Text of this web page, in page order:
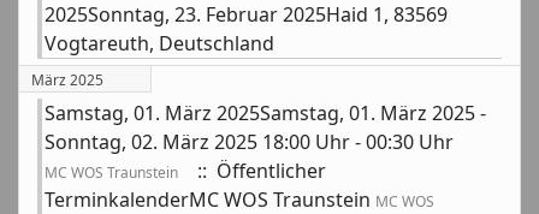
2025Sonntag, 23. Februar 2025Haid 1, 83569
Vogtareuth, Deutschland
März 2025
Samstag, 01. März 2025Samstag, 01. März 2025 -
Sonntag, 02. März 2025 18:00 Uhr - 00:30 Uhr
MC WOS Traunstein
:: Öffentlicher
TerminkalenderMC WOS Traunstein MC WOS